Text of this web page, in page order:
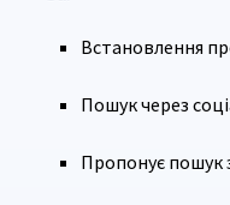
Встановлення
Пошук через
Пропонує пошук